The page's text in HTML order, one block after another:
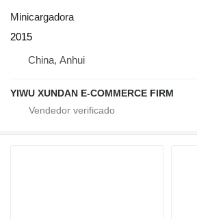
Minicargadora
2015
China, Anhui
YIWU XUNDAN E-COMMERCE FIRM